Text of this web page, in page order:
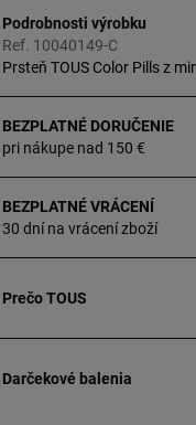
Podrobnosti výrobku
Ref. 10040149-C
Prsteň TOUS Color Pills z
pazúrikov v tvare medvedíka
Veľkosť drahokamu: 4 mm.
prívesku: 4,8 mm. Hrúbka
1,25 mm.
BEZPLATNÉ DORUČENIE
pri nákupe nad 150 €
BEZPLATNÉ VRÁCENÍ
30 dní na vrácení zboží
Prečo TOUS
Darčekové balenia